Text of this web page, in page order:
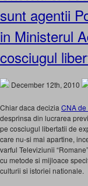
sunt agentii
in Ministerul
cosciugul
December 12th, 2010
Chiar daca decizia CNA
desprinsa din lucrarea
pe cosciugul libertatii de
care nu-si mai apartine,
varful Televiziunii
cu metode si mijloace
culturii si istoriei nationale.